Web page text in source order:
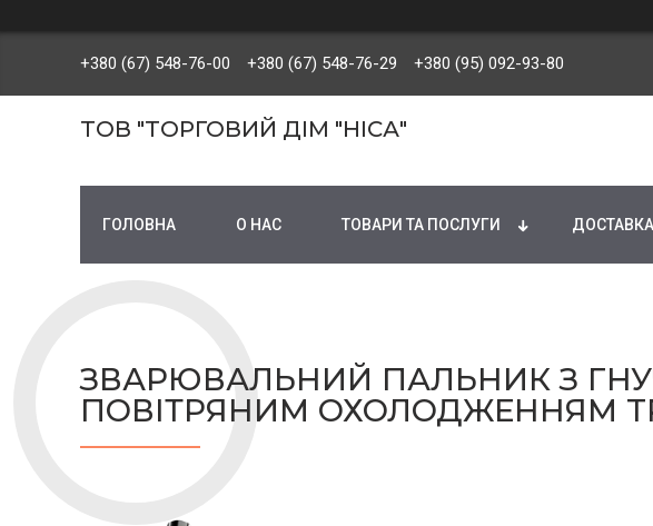
+380 (67) 548-76-00 +380 (67) 548-76-29 +380 (95) 092-93-80
ТОВ "ТОРГОВИЙ ДІМ "НІСА"
ГОЛОВНА О НАС ТОВАРИ ТА ПОСЛУГИ
ЗВАРЮВАЛЬНИЙ ПАЛЬНИК З
ПОВІТРЯНИМ ОХОЛОДЖЕННЯМ